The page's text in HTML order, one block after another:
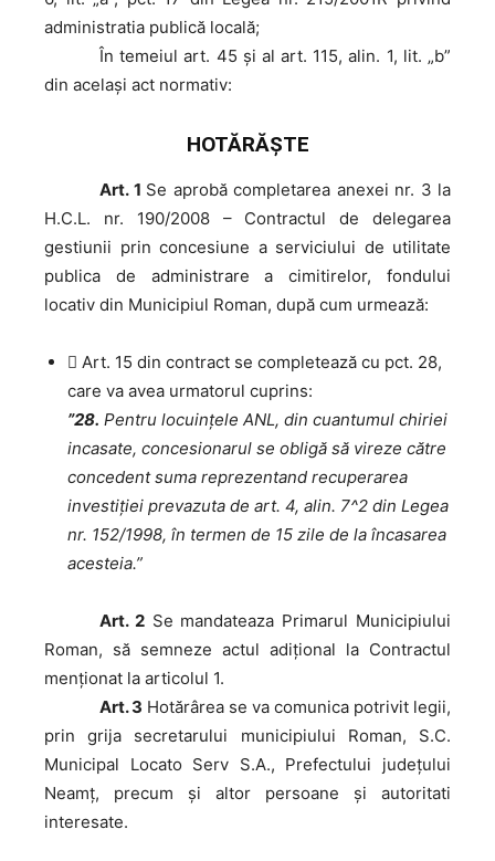
administratia publică locală;
În temeiul art. 45 şi al art. 115, alin. 1, lit. „b”
din acelaşi act normativ:
HOTĂRĂŞTE
Art. 1 Se aprobă completarea anexei nr. 3 la
H.C.L. nr. 190/2008 – Contractul de delegarea
gestiunii prin concesiune a serviciului de utilitate
publica de administrare a cimitirelor, fondului
locativ din Municipiul Roman, după cum urmează:
 Art. 15 din contract se completează cu pct. 28,
care va avea urmatorul cuprins:
”28. Pentru locuințele ANL, din cuantumul chiriei
incasate, concesionarul se obligă să vireze către
concedent suma reprezentand recuperarea
investiției prevazuta de art. 4, alin. 7^2 din Legea
nr. 152/1998, în termen de 15 zile de la încasarea
acesteia.”
Art. 2Se mandateaza Primarul Municipiului
Roman, să semneze actul adițional la Contractul
menționat la articolul 1.
Art. 3 Hotărârea se va comunica potrivit legii,
prin grija secretarului municipiului Roman, S.C.
Municipal Locato Serv S.A., Prefectului judeţului
Neamţ, precum şi altor persoane şi autoritati
interesate.